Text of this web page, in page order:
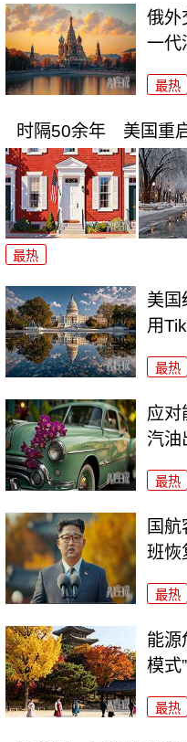
俄外
一代
最热
时隔50余年 美国重
最热
美国
用
最热
应对
汽油
最热
国
班恢
最热
能源
模式”
最热